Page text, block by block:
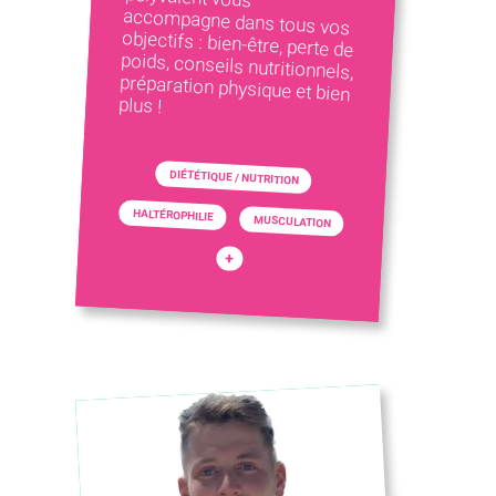
plus !
DIÉTÉTIQUE / NUTRITION
HALTÉROPHILIE MUSCULATION
+